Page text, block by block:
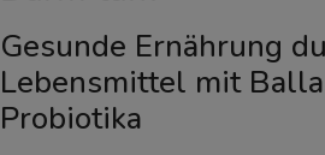
Gesunde Ernährung
Lebensmittel mit
Probiotika